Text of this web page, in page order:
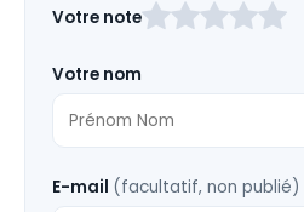
ce
vide
Votre note
Votre nom
E-mail (facultatif, non publié)